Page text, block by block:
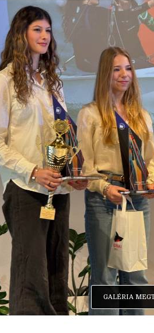
GALÉRIA